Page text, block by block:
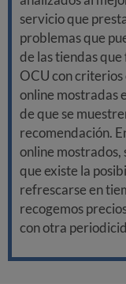
servicio que
problemas que
de las tiendas
OCU con criterios
online mostradas
de que se
recomendación.
online mostrados,
que existe la
refrescarse en
recogemos
con otra